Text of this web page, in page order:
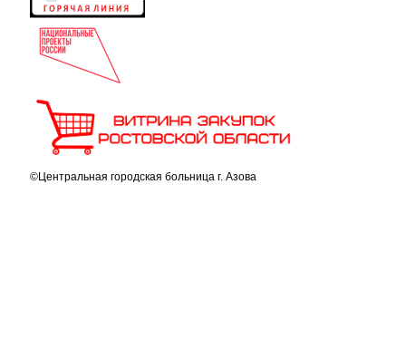
©Центральная городская больница г. Азова